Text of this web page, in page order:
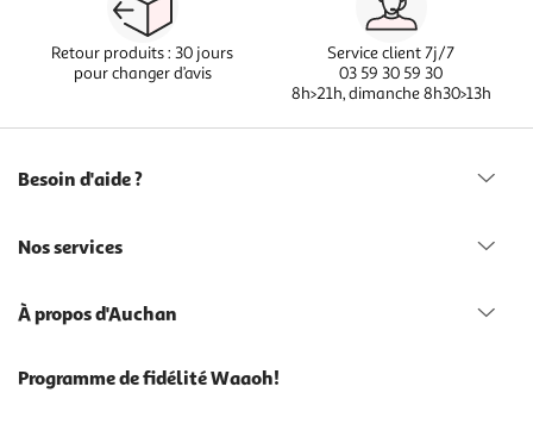
Retour produits : 30 jours
pour changer d’avis
Service client 7j/7
03 59 30 59 30
8h>21h, dimanche 8h30>13h
Besoin d'aide ?
Nos services
À propos d'Auchan
Programme de fidélité Waaoh!